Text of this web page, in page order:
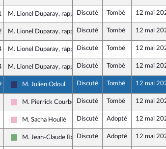
M. Lionel Duparay, rapporteur
Discuté Tombé 12 mai
M. Lionel Duparay, rapporteur
Discuté Tombé 12 mai
M. Lionel Duparay, rapporteur
Discuté Tombé 12 mai
M. Lionel Duparay, rapporteur
Discuté Tombé 12 mai
Rassemblement National
M. Julien Odoul Discuté Tombé 12 mai
Socialistes et apparentés
M. Pierrick CourbonDiscuté Tombé 12 mai
Socialistes et apparentés
M. Sacha Houlié Discuté Adopté 12 mai
Écologiste et Social
M. Jean-Claude RauxDiscuté Adopté 12 mai